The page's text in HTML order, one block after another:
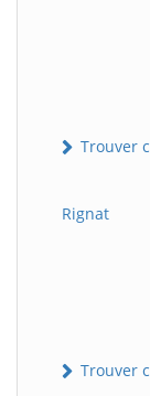
Trouver
Rignat
Trouver